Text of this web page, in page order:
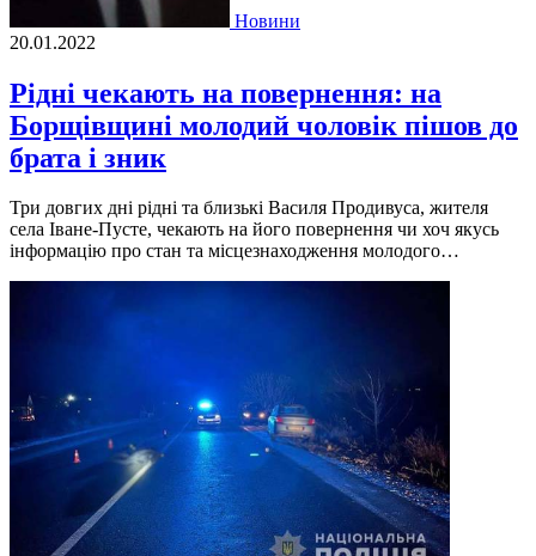
Новини
20.01.2022
Рідні чекають на повернення: на
Борщівщині молодий чоловік пішов до
брата і зник
Три довгих дні рідні та близькі Василя Продивуса, жителя
села Іване-Пусте, чекають на його повернення чи хоч якусь
інформацію про стан та місцезнаходження молодого…